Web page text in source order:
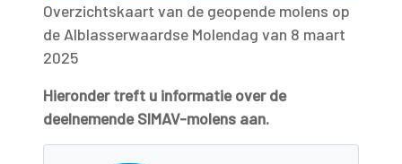
Overzichtskaart van de geopende molens op
de Alblasserwaardse Molendag van 8 maart
2025
Hieronder treft u informatie over de
deelnemende SIMAV-molens aan.